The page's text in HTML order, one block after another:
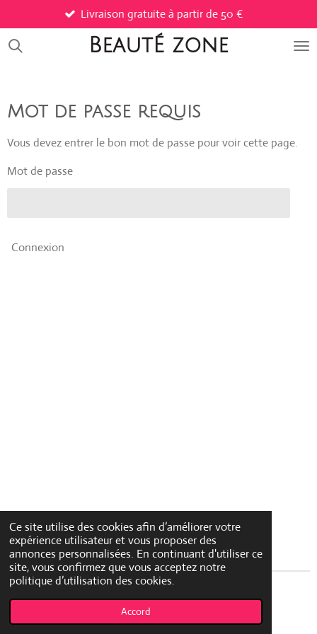
Ce site utilise des cookies afin d’améliorer votre
expérience utilisateur et vous proposer des
annonces personnalisées. En continuant d'utiliser ce
site, vous confirmez que vous acceptez notre
politique d’utilisation des cookies.
Accord
au
contenu
BeautÉ zone
Livraison gratuite à partir de 50 €
Mot de passe requis
Vous devez entrer le bon mot de passe pour voir cette page.
Mot de passe
Connexion